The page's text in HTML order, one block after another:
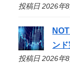
投稿日 2026年
ン
投稿日 2026年